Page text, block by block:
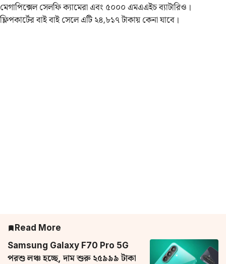
মেগাপিক্সেল সেলফি ক্যামেরা এবং ৫০০০ এমএএইচ ব্যাটারিও।
ফ্লিপকার্টের বাই বাই সেলে‌ এটি ২৪,৮১৭ টাকায় কেনা যাবে।
Read More
Samsung Galaxy F70 Pro 5G
পরশু লঞ্চ হচ্ছে, দাম শুরু ২৫৯৯৯ টাকা